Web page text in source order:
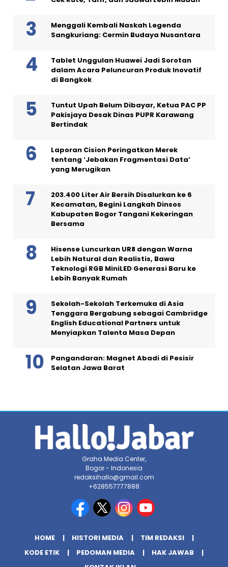
Menggali Kembali Naskah Legenda
Sangkuriang: Cermin Budaya Nusantara
Tablet Unggulan Huawei Jadi Sorotan
dalam Acara Peluncuran Produk Inovatif
di Bangkok
Tuntut Upah Belum Dibayar, Ketua PAC PP
Pakisjaya Desak Dinas PUPR Karawang
Bertindak
Laporan Cision Peringatkan Merek
tentang ‘Jebakan Fragmentasi Data’
yang Merugikan
203.400 Liter Air Bersih Disalurkan ke 6
Kecamatan, Begini Langkah Dinsos
Kabupaten Bogor Tangani Kekeringan
Bersama
Hisense Luncurkan UR8 dengan Warna
Lebih Natural dan Realistis, Bawa
Teknologi RGB MiniLED Generasi Baru ke
Lebih Banyak Rumah
Sekolah-Sekolah Terkemuka di Asia
Tenggara Bergabung sebagai Cambridge
English Educational Partners untuk
Menyiapkan Talenta Masa Depan
Pangandaran: Magnet Abadi di Pesisir
Selatan Jawa Barat
Graha Media Center,
Bogor - Indonesia
redaksihallo@gmail.com
+628557777888
HOME HISTORI MEDIA
TIM REDAKSI
KODE ETIK
PEDOMAN MEDIA
HAK JAWAB